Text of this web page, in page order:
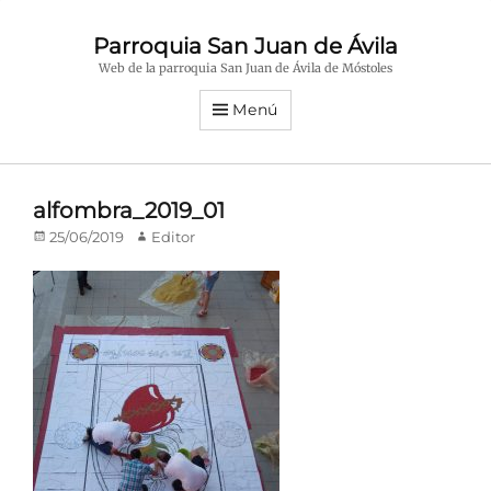
Parroquia San Juan de Ávila
Web de la parroquia San Juan de Ávila de Móstoles
Menú
alfombra_2019_01
Publicado
25/06/2019 Autor
Editor